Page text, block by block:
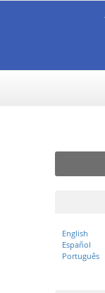
English
Español
Português